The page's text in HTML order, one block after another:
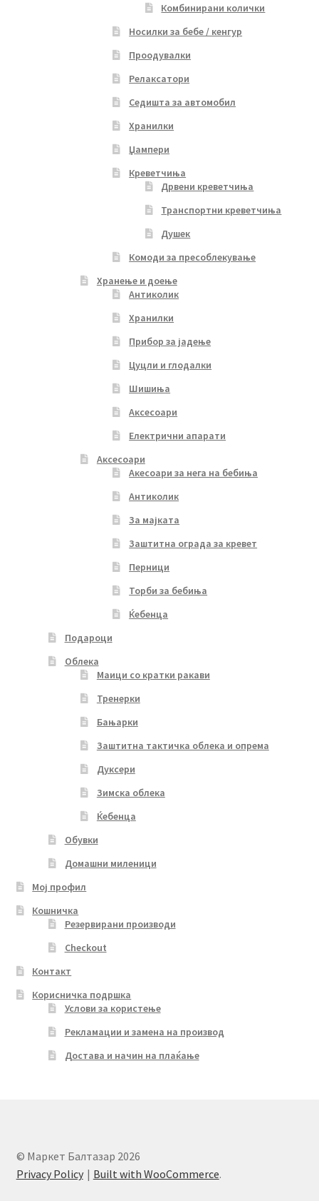
Комбинирани колички
Носилки за бебе / кенгур
Проодувалки
Релаксатори
Седишта за автомобил
Хранилки
Џампери
Креветчиња
Дрвени креветчиња
Транспортни креветчиња
Душек
Комоди за пресоблекување
Хранење и доење
Антиколик
Хранилки
Прибор за јадење
Цуцли и глодалки
Шишиња
Аксесоари
Електрични апарати
Аксесоари
Акесоари за нега на бебиња
Антиколик
За мајката
Заштитна ограда за кревет
Перници
Торби за бебиња
Ќебенца
Подароци
Облека
Маици со кратки ракави
Тренерки
Бањарки
Заштитна тактичка облека и опрема
Дуксери
Зимска облека
Ќебенца
Обувки
Домашни миленици
Мој профил
Кошничка
Резервирани производи
Checkout
Контакт
Корисничка подршка
Услови за користење
Рекламации и замена на производ
Достава и начин на плаќање
© Маркет Балтазар 2026
Privacy Policy
Built with WooCommerce.